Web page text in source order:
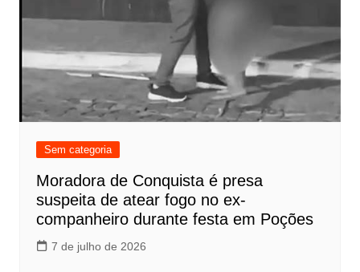
Sem categoria
Moradora de Conquista é presa
suspeita de atear fogo no ex-
companheiro durante festa em Poções
7 de julho de 2026